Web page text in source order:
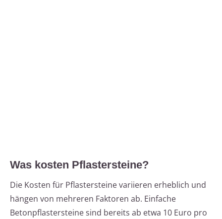
Was kosten Pflastersteine?
Die Kosten für Pflastersteine variieren erheblich und
hängen von mehreren Faktoren ab. Einfache
Betonpflastersteine sind bereits ab etwa 10 Euro pro